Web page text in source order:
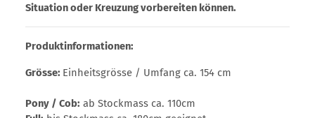
Situation oder Kreuzung vorbereiten können.
Produktinformationen:
Grösse: Einheitsgrösse / Umfang ca. 154 cm
Pony / Cob: ab Stockmass ca. 110cm